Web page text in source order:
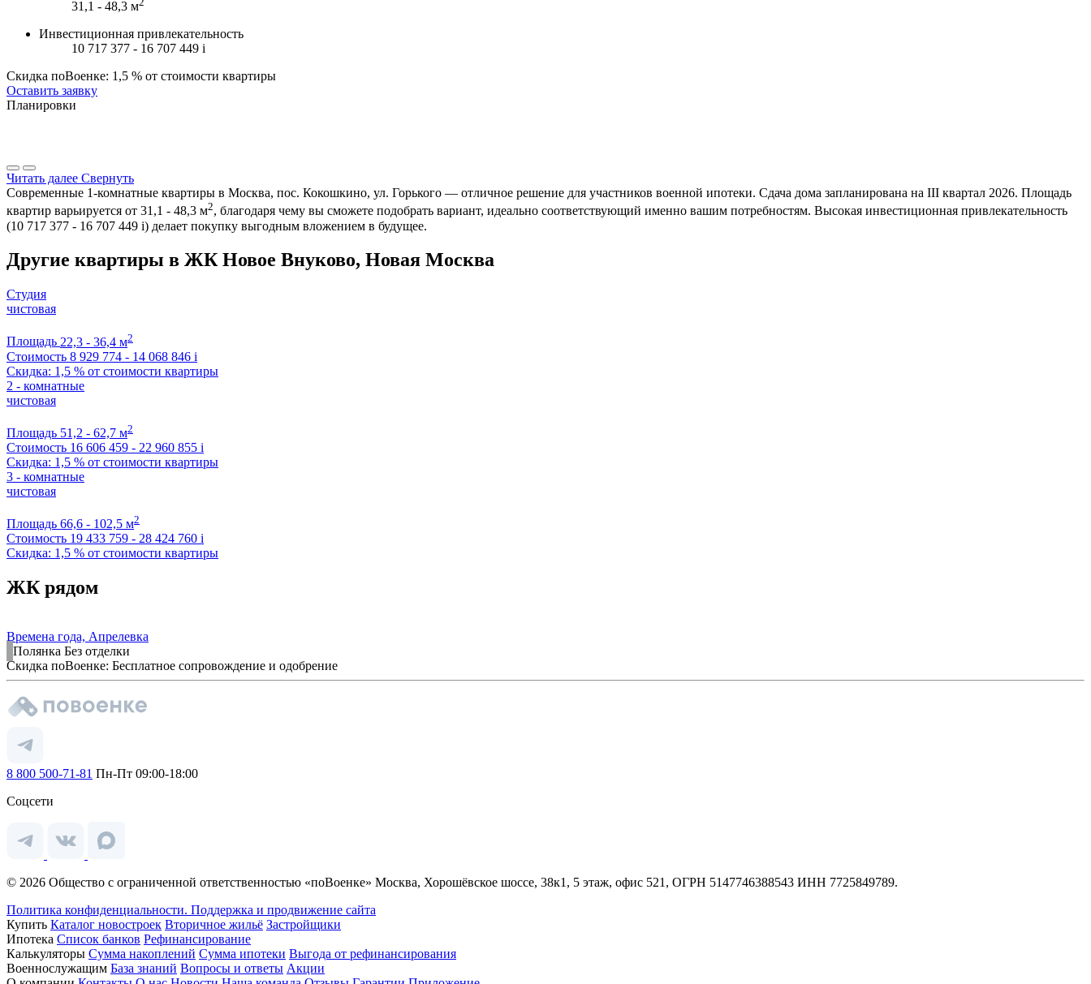
31,1 - 48,3 м
Инвестиционная привлекательность
10 717 377 - 16 707 449 i
Скидка поВоенке: 1,5 % от стоимости квартиры
Оставить заявку
Планировки
Читать далее Свернуть
Современные 1-комнатные квартиры в Москва, пос. Кокошкино, ул. Горького — отличное решение для участников военной ипотеки. Сдача дома запланирована на III квартал 2026. Площадь
квартир варьируется от 31,1 - 48,3 м2, благодаря чему вы сможете подобрать вариант, идеально соответствующий именно вашим потребностям. Высокая инвестиционная привлекательность
(10 717 377 - 16 707 449 i) делает покупку выгодным вложением в будущее.
Другие квартиры в ЖК Новое Внуково, Новая Москва
Студия
чистовая
Площадь 22,3 - 36,4 м2
Стоимость 8 929 774 - 14 068 846 i
Скидка: 1,5 % от стоимости квартиры
2 - комнатные
чистовая
Площадь 51,2 - 62,7 м2
Стоимость 16 606 459 - 22 960 855 i
Скидка: 1,5 % от стоимости квартиры
3 - комнатные
чистовая
Площадь 66,6 - 102,5 м2
Стоимость 19 433 759 - 28 424 760 i
Скидка: 1,5 % от стоимости квартиры
ЖК рядом
Времена года, Апрелевка
Полянка Без отделки
Скидка поВоенке: Бесплатное сопровождение и одобрение
8 800 500-71-81 Пн-Пт 09:00-18:00
Соцсети
© 2026 Общество с ограниченной ответственностью «поВоенке» Москва, Хорошёвское шоссе, 38к1, 5 этаж, офис 521, ОГРН 5147746388543 ИНН 7725849789.
Политика конфиденциальности. Поддержка и продвижение сайта
Купить Каталог новостроек Вторичное жильё Застройщики
Ипотека Список банков Рефинансирование
Калькуляторы Сумма накоплений Сумма ипотеки Выгода от рефинансирования
Военнослужащим База знаний Вопросы и ответы Акции